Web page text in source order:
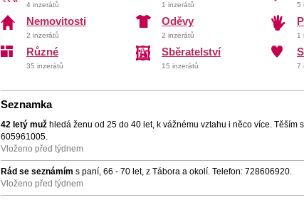
4 inzerátů 1 inzerátů 5
Nemovitosti
2 inzerátů
Oděvy
2 inzerátů 1
Různé
35 inzerátů
Sběratelství
15 inzerátů 7
Seznamka
42 letý muž hledá ženu od 25 do 40 let, k vážnému vztahu i něco více. Těším
605961005.
Vloženo před týdnem
Rád se seznámím s paní, 66 - 70 let, z Tábora a okolí. Telefon: 728606920.
Vloženo před týdnem